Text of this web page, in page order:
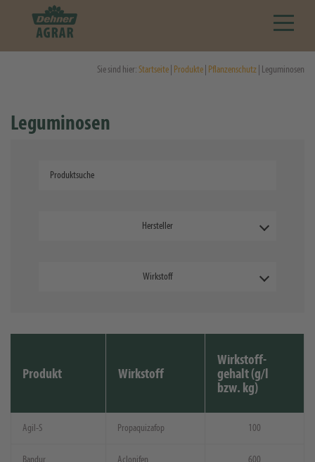
Sie sind hier:Startseite Produkte Pflanzenschutz | Leguminosen
Leguminosen
Hersteller
Wirkstoff
Produkt Wirkstoff
Wirkstoff-
gehalt (g/l
bzw. kg)
Agil-S Propaquizafop 100
Bandur Aclonifen 600